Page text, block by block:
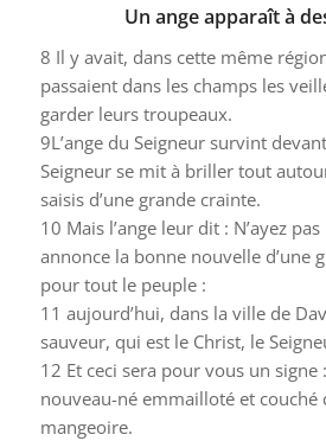
Un ange apparaît à
8 Il y avait, dans cette même
passaient dans les champs les
garder leurs troupeaux.
9L’ange du Seigneur survint
Seigneur se mit à briller tout
saisis d’une grande crainte.
10 Mais l’ange leur dit : N’ayez
annonce la bonne nouvelle d’une
pour tout le peuple :
11 aujourd’hui, dans la ville de
sauveur, qui est le Christ, le
12 Et ceci sera pour vous un
nouveau-né emmailloté et couché
mangeoire.